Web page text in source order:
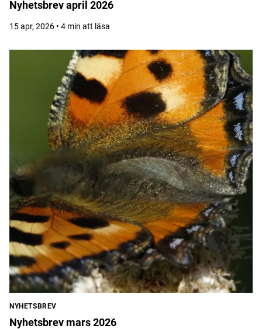
Nyhetsbrev april 2026
15 apr, 2026 • 4 min att läsa
NYHETSBREV
Nyhetsbrev mars 2026